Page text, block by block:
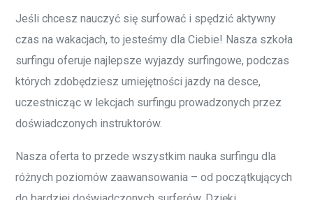
Jeśli chcesz nauczyć się surfować i spędzić aktywny
czas na wakacjach, to jesteśmy dla Ciebie! Nasza szkoła
surfingu oferuje najlepsze wyjazdy surfingowe, podczas
których zdobędziesz umiejętności jazdy na desce,
uczestnicząc w lekcjach surfingu prowadzonych przez
doświadczonych instruktorów.
Nasza oferta to przede wszystkim nauka surfingu dla
różnych poziomów zaawansowania – od początkujących